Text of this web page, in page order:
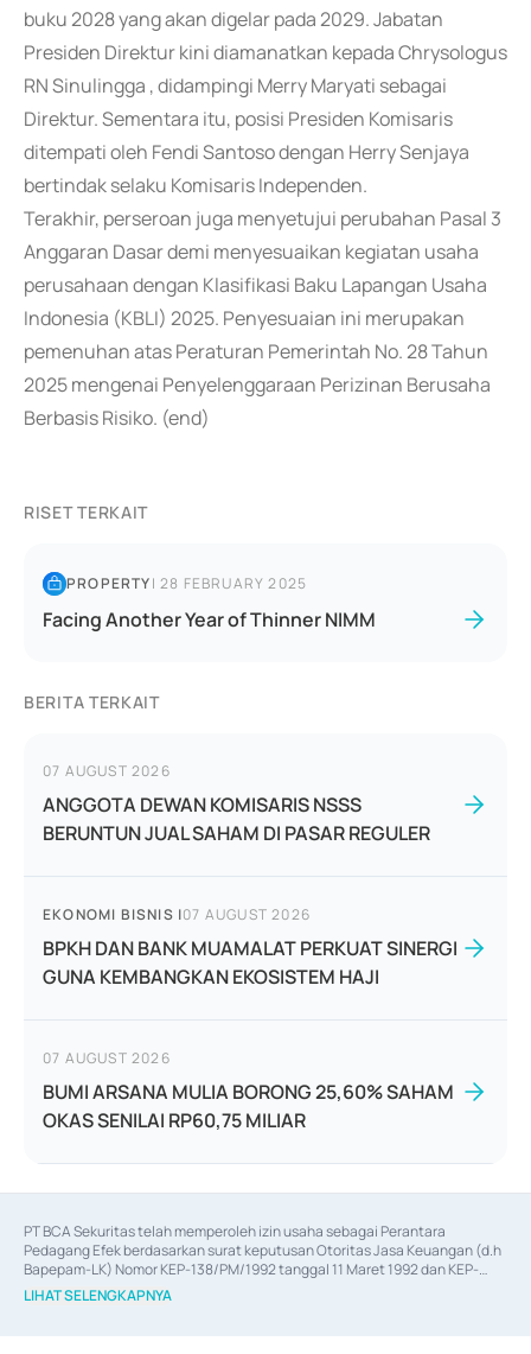
buku 2028 yang akan digelar pada 2029. Jabatan
Presiden Direktur kini diamanatkan kepada Chrysologus
RN Sinulingga , didampingi Merry Maryati sebagai
Direktur. Sementara itu, posisi Presiden Komisaris
ditempati oleh Fendi Santoso dengan Herry Senjaya
bertindak selaku Komisaris Independen.
Terakhir, perseroan juga menyetujui perubahan Pasal 3
Anggaran Dasar demi menyesuaikan kegiatan usaha
perusahaan dengan Klasifikasi Baku Lapangan Usaha
Indonesia (KBLI) 2025. Penyesuaian ini merupakan
pemenuhan atas Peraturan Pemerintah No. 28 Tahun
2025 mengenai Penyelenggaraan Perizinan Berusaha
Berbasis Risiko. (end)
RISET TERKAIT
PROPERTY|28 FEBRUARY 2025
Facing Another Year of Thinner NIMM
BERITA TERKAIT
07 AUGUST 2026
ANGGOTA DEWAN KOMISARIS NSSS
BERUNTUN JUAL SAHAM DI PASAR REGULER
EKONOMI BISNIS |07 AUGUST 2026
BPKH DAN BANK MUAMALAT PERKUAT SINERGI
GUNA KEMBANGKAN EKOSISTEM HAJI
07 AUGUST 2026
BUMI ARSANA MULIA BORONG 25,60% SAHAM
OKAS SENILAI RP60,75 MILIAR
PT BCA Sekuritas telah memperoleh izin usaha sebagai Perantara
Pedagang Efek berdasarkan surat keputusan Otoritas Jasa Keuangan (d.h
Bapepam-LK) Nomor KEP-138/PM/1992 tanggal 11 Maret 1992 dan KEP-
06/D.04/2014 tanggal 28 Februari 2014, izin usaha sebagai Penjamin Emisi
Efek berdasarkan surat keputusan Otoritas Jasa Keuangan Nomor KEP-
LIHAT SELENGKAPNYA